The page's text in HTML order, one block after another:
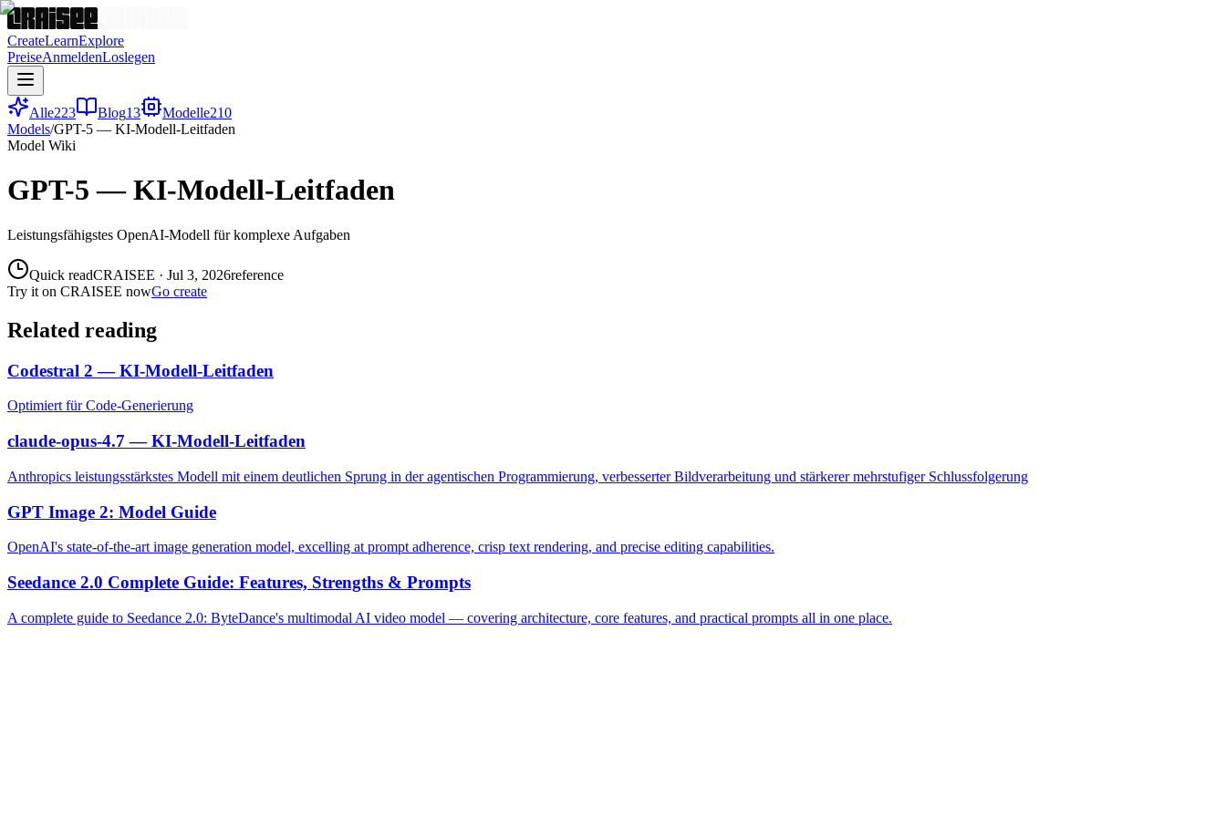
CreateLearnExplore
PreiseAnmeldenLoslegen
Alle223 Blog13 Modelle210
Models/GPT-5 — KI-Modell-Leitfaden
Model Wiki
GPT-5 — KI-Modell-Leitfaden
Leistungsfähigstes OpenAI-Modell für komplexe Aufgaben
Quick readCRAISEE · Jul 3, 2026reference
Try it on CRAISEE nowGo create
Related reading
Codestral 2 — KI-Modell-Leitfaden
Optimiert für Code-Generierung
claude-opus-4.7 — KI-Modell-Leitfaden
Anthropics leistungsstärkstes Modell mit einem deutlichen Sprung in der agentischen Programmierung, verbesserter Bildverarbeitung und stärkerer mehrstufiger Schlussfolgerung
GPT Image 2: Model Guide
OpenAI's state-of-the-art image generation model, excelling at prompt adherence, crisp text rendering, and precise editing capabilities.
Seedance 2.0 Complete Guide: Features, Strengths & Prompts
A complete guide to Seedance 2.0: ByteDance's multimodal AI video model — covering architecture, core features, and practical prompts all in one place.